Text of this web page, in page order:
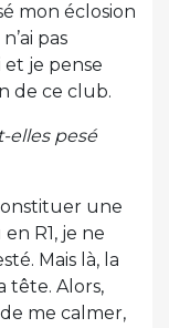
mon éclosion
pas
je pense
de ce club.
elles pesé
une
R1, je ne
Mais là, la
tête. Alors,
me calmer,